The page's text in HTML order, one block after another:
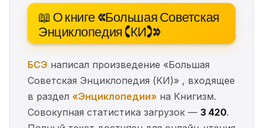
📖 О книге «Большая Советская
Энциклопедия (КИ)»
БСЭ написал произведение «Большая
Советская Энциклопедия (КИ)» , входящее
в раздел «Энциклопедии» на Книгизм.
Совокупная статистика загрузок — 3 420.